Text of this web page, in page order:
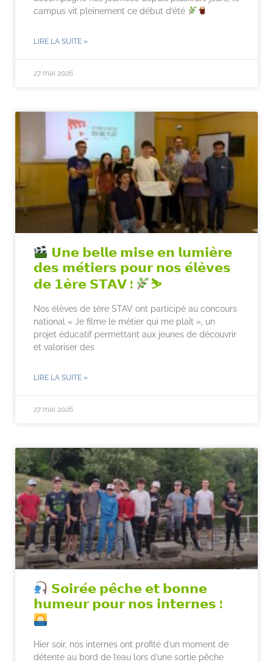
campus vit pleinement ce début d’été
LIRE LA SUITE »
27 mai 2026
𝗨𝗻𝗲 𝗯𝗲𝗹𝗹𝗲 𝗺𝗶𝘀𝗲 𝗲𝗻 𝗹𝘂𝗺𝗶𝗲̀𝗿𝗲
𝗱𝗲𝘀 𝗺𝗲́𝘁𝗶𝗲𝗿𝘀 𝗽𝗼𝘂𝗿 𝗻𝗼𝘀 𝗲́𝗹𝗲̀𝘃𝗲𝘀
𝗱𝗲 𝟭𝗲̀𝗿𝗲 𝗦𝗧𝗔𝗩 !
⛷
Nos élèves de 1ère STAV ont participé au concours
national « Je filme le métier qui me plaît », un
projet éducatif permettant aux jeunes de découvrir
et valoriser des
LIRE LA SUITE »
27 mai 2026
𝗦𝗼𝗶𝗿𝗲́𝗲 𝗽𝗲̂𝗰𝗵𝗲 𝗲𝘁 𝗯𝗼𝗻𝗻𝗲
𝗵𝘂𝗺𝗲𝘂𝗿 𝗽𝗼𝘂𝗿 𝗻𝗼𝘀 𝗶𝗻𝘁𝗲𝗿𝗻𝗲𝘀 !
Hier soir, nos internes ont profité d’un moment de
détente au bord de l’eau lors d’une sortie pêche